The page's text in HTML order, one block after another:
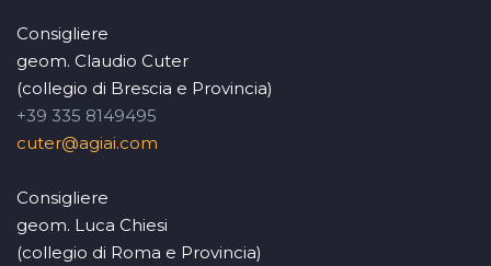
Consigliere
geom. Claudio Cuter
(collegio di Brescia e Provincia)
+39 335 8149495
cuter@agiai.com
Consigliere
geom. Luca Chiesi
(collegio di Roma e Provincia)